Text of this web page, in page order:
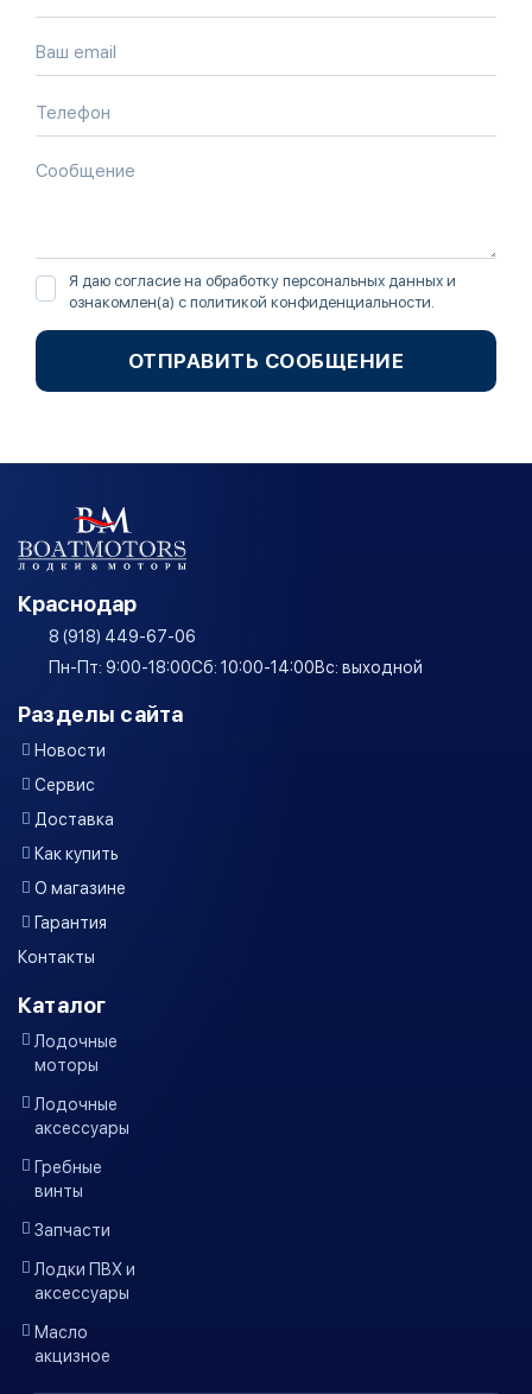
Я даю согласие на обработку персональных данных и
ознакомлен(а) с политикой конфиденциальности.
ОТПРАВИТЬ СООБЩЕНИЕ
Краснодар
8 (918) 449-67-06
Пн-Пт: 9:00-18:00Сб: 10:00-14:00Вс: выходной
Разделы сайта
Новости
Сервис
Доставка
Как купить
О магазине
Гарантия
Контакты
Каталог
Лодочные
моторы
Лодочные
аксессуары
Гребные
винты
Запчасти
Лодки ПВХ и
аксессуары
Масло
акцизное